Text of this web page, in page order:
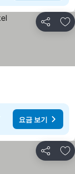
공유 즐
요금 보기
공유 즐